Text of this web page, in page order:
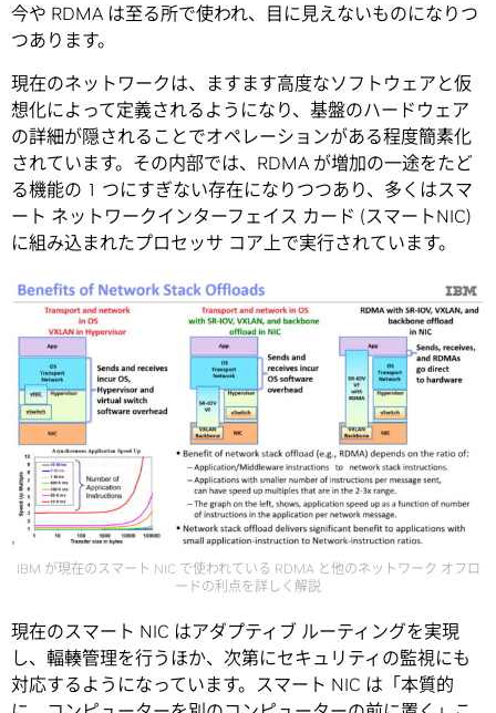
今や RDMA は至る所で使われ、目に見えないものになりつ
つあります。
現在のネットワークは、ますます高度なソフトウェアと仮
想化によって定義されるようになり、基盤のハードウェア
の詳細が隠されることでオペレーションがある程度簡素化
されています。その内部では、RDMA が増加の一途をたど
る機能の 1 つにすぎない存在になりつつあり、多くはスマ
ート ネットワークインターフェイス カード (スマートNIC)
に組み込まれたプロセッサ コア上で実行されています。
IBM が現在のスマート NIC で使われている RDMA と他のネットワーク オフロ
ードの利点を詳しく解説
現在のスマート NIC はアダプティブ ルーティングを実現
し、輻輳管理を行うほか、次第にセキュリティの監視にも
対応するようになっています。スマート NIC は「本質的